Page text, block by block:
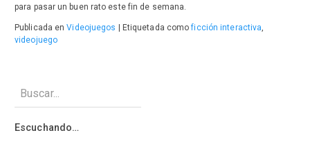
para pasar un buen rato este fin de semana.
Publicada enVideojuegos Etiquetada comoficción interactiva,
videojuego
Escuchando…